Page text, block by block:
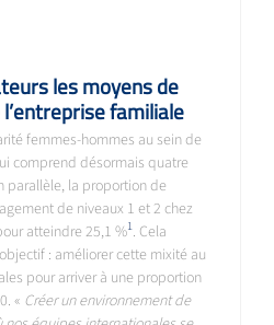
les moyens de
familiale
femmes-hommes au sein de
comprend désormais quatre
parallèle, la proportion de
de niveaux 1 et 2 chez
atteindre 25,1 %1. Cela
: améliorer cette mixité au
pour arriver à une proportion
« Créer un environnement de